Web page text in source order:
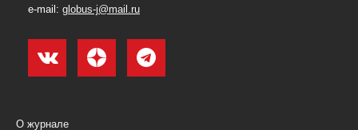
e-mail: globus-j@mail.ru
О журнале